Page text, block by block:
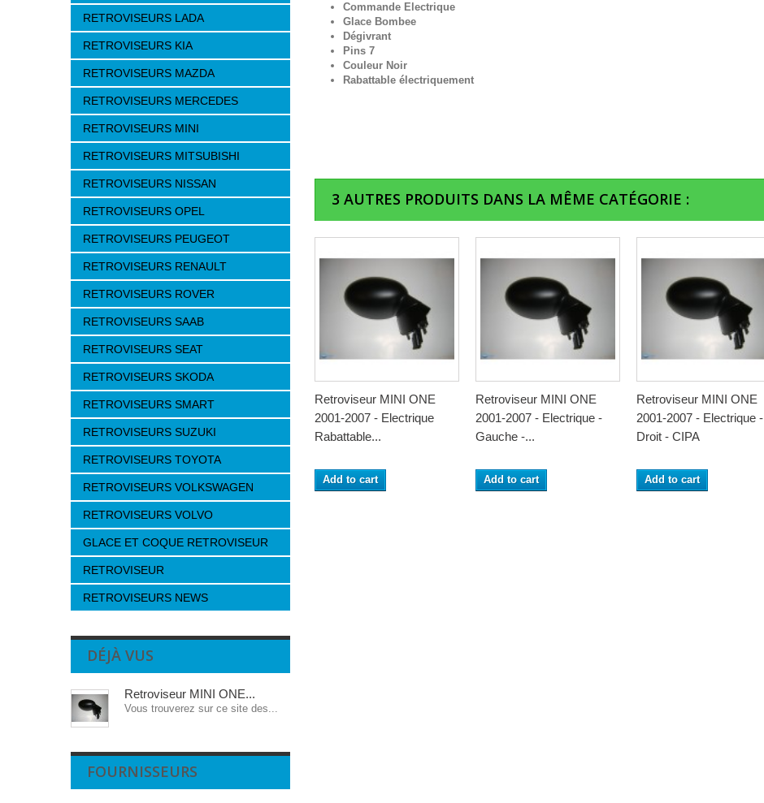
RETROVISEURS LADA
RETROVISEURS KIA
RETROVISEURS MAZDA
RETROVISEURS MERCEDES
RETROVISEURS MINI
RETROVISEURS MITSUBISHI
RETROVISEURS NISSAN
RETROVISEURS OPEL
RETROVISEURS PEUGEOT
RETROVISEURS RENAULT
RETROVISEURS ROVER
RETROVISEURS SAAB
RETROVISEURS SEAT
RETROVISEURS SKODA
RETROVISEURS SMART
RETROVISEURS SUZUKI
RETROVISEURS TOYOTA
RETROVISEURS VOLKSWAGEN
RETROVISEURS VOLVO
GLACE ET COQUE RETROVISEUR
RETROVISEUR
RETROVISEURS NEWS
DÉJÀ VUS
Retroviseur MINI ONE...
Vous trouverez sur ce site des...
FOURNISSEURS
Commande Electrique
Glace Bombee
Dégivrant
Pins 7
Couleur Noir
Rabattable électriquement
3 AUTRES PRODUITS DANS LA MÊME CATÉGORIE :
Retroviseur MINI ONE
2001-2007 - Electrique
Rabattable...
Add to cart
Retroviseur MINI ONE
2001-2007 - Electrique -
Gauche -...
Add to cart
Retroviseur MINI ONE
2001-2007 - Electrique -
Droit - CIPA
Add to cart